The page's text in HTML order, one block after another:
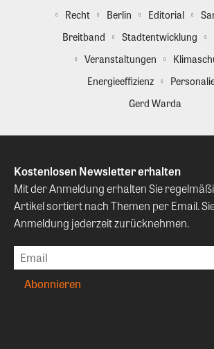
Recht
Berlin Editorial
Breitband
Stadtentwicklung
Veranstaltungen
Energieeffizienz
Gerd Warda
Kostenlosen Newsletter erhalten
Mit der Anmeldung erhalten Sie
Artikel sortiert nach Themen per Email.
Anmeldung jederzeit zurücknehmen.